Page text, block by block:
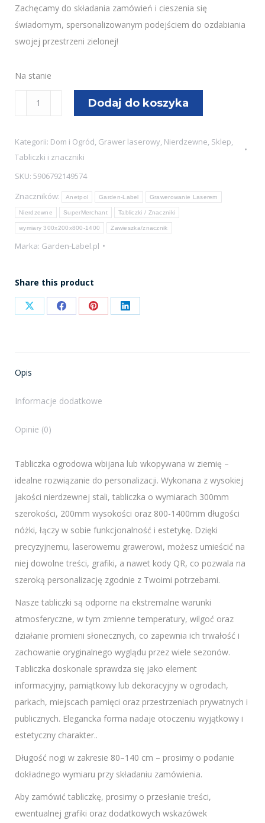
Zachęcamy do składania zamówień i cieszenia się
świadomym, spersonalizowanym podejściem do ozdabiania
swojej przestrzeni zielonej!
Na stanie
Tabliczka
NIERDZEWNA,
GRAWER
laserowy
czarny
200x300x800-
1400mm
Dodaj do koszyka
Kategorii: Dom i Ogród, Grawer laserowy, Nierdzewne, Sklep,
Tabliczki i znaczniki
SKU: 5906792149574
Znaczników:
Anetpol Garden-Label Grawerowanie Laserem
Nierdzewne SuperMerchant Tabliczki / Znaczniki
wymiary 300x200x800-1400 Zawieszka/znacznik
Marka: Garden-Label.pl
Share this product
Share
X
Share
Facebook
Share
Pinterest
Share
LinkedIn
Opis
Informacje dodatkowe
Opinie (0)
Tabliczka ogrodowa wbijana lub wkopywana w ziemię –
idealne rozwiązanie do personalizacji. Wykonana z wysokiej
jakości nierdzewnej stali, tabliczka o wymiarach 300mm
szerokości, 200mm wysokości oraz 800-1400mm długości
nóżki, łączy w sobie funkcjonalność i estetykę. Dzięki
precyzyjnemu, laserowemu grawerowi, możesz umieścić na
niej dowolne treści, grafiki, a nawet kody QR, co pozwala na
szeroką personalizację zgodnie z Twoimi potrzebami.
Nasze tabliczki są odporne na ekstremalne warunki
atmosferyczne, w tym zmienne temperatury, wilgoć oraz
działanie promieni słonecznych, co zapewnia ich trwałość i
zachowanie oryginalnego wyglądu przez wiele sezonów.
Tabliczka doskonale sprawdza się jako element
informacyjny, pamiątkowy lub dekoracyjny w ogrodach,
parkach, miejscach pamięci oraz przestrzeniach prywatnych i
publicznych. Elegancka forma nadaje otoczeniu wyjątkowy i
estetyczny charakter..
Długość nogi w zakresie 80–140 cm – prosimy o podanie
dokładnego wymiaru przy składaniu zamówienia.
Aby zamówić tabliczkę, prosimy o przesłanie treści,
ewentualnej grafiki oraz dodatkowych wskazówek